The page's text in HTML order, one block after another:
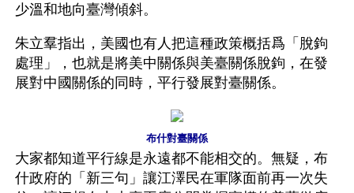
少溫和地向臺灣傾斜。
朱立羣指出，美國也有人把這種政策概括爲「脫鉤
處理」，也就是將美中關係與美臺關係脫鉤，在發
展對中國關係的同時，平行發展對臺關係。
布什對臺關係
大家都知道平行線是永遠都不能相交的。無疑，布
什政府的「新三句」讓江澤民在軍隊面前再一次失